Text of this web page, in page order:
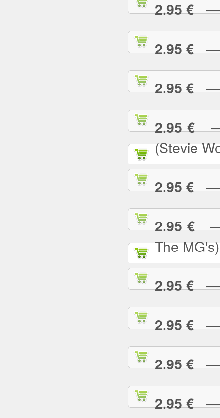
2.95 €—
2.95 €—
2.95 €—
2.95 €—
(Stevie
2.95 €—
2.95 €—
The MG's)
2.95 €—
2.95 €—
2.95 €—
2.95 €—